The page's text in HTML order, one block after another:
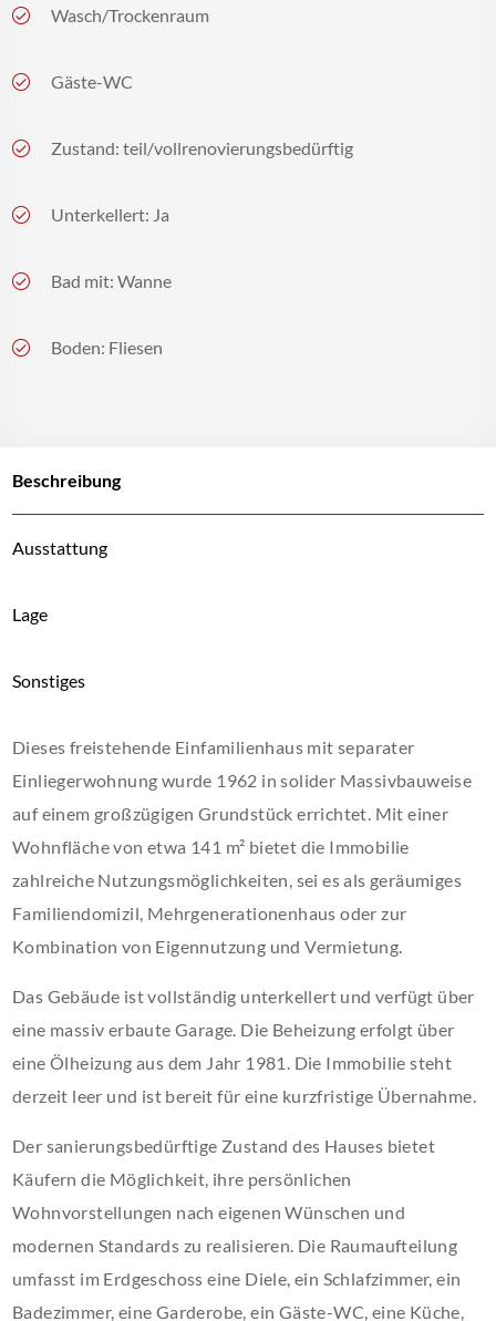
Wasch/Trockenraum
Gäste-WC
Zustand: teil/vollrenovierungsbedürftig
Unterkellert: Ja
Bad mit: Wanne
Boden: Fliesen
Beschreibung
Ausstattung
Lage
Sonstiges
Dieses freistehende Einfamilienhaus mit separater
Einliegerwohnung wurde 1962 in solider Massivbauweise
auf einem großzügigen Grundstück errichtet. Mit einer
Wohnfläche von etwa 141 m² bietet die Immobilie
zahlreiche Nutzungsmöglichkeiten, sei es als geräumiges
Familiendomizil, Mehrgenerationenhaus oder zur
Kombination von Eigennutzung und Vermietung.
Das Gebäude ist vollständig unterkellert und verfügt über
eine massiv erbaute Garage. Die Beheizung erfolgt über
eine Ölheizung aus dem Jahr 1981. Die Immobilie steht
derzeit leer und ist bereit für eine kurzfristige Übernahme.
Der sanierungsbedürftige Zustand des Hauses bietet
Käufern die Möglichkeit, ihre persönlichen
Wohnvorstellungen nach eigenen Wünschen und
modernen Standards zu realisieren. Die Raumaufteilung
umfasst im Erdgeschoss eine Diele, ein Schlafzimmer, ein
Badezimmer, eine Garderobe, ein Gäste-WC, eine Küche,